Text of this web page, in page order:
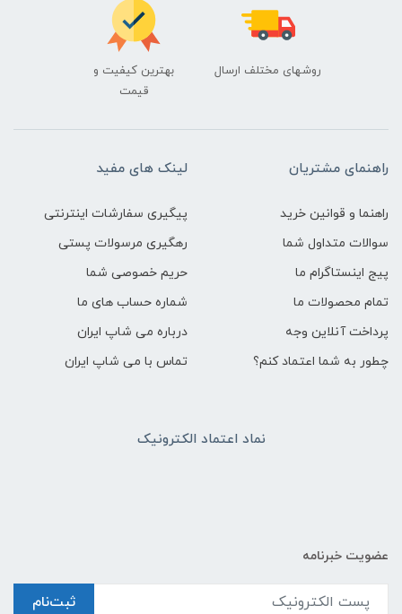
روشهای مختلف ارسال
بهترین کیفیت و
قیمت
راهنمای مشتریان
راهنما و قوانین خرید
سوالات متداول شما
پیج اینستاگرام ما
تمام محصولات ما
پرداخت آنلاین وجه
چطور به شما اعتماد کنم؟
لینک های مفید
پیگیری سفارشات اینترنتی
رهگیری مرسولات پستی
حریم خصوصی شما
شماره حساب های ما
درباره می شاپ ایران
تماس با می شاپ ایران
نماد اعتماد الکترونیک
عضویت خبرنامه
ثبت‌نام